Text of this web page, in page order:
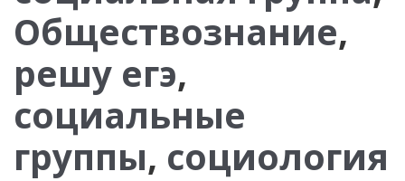
Обществознание,
решу егэ,
социальные
группы, социология